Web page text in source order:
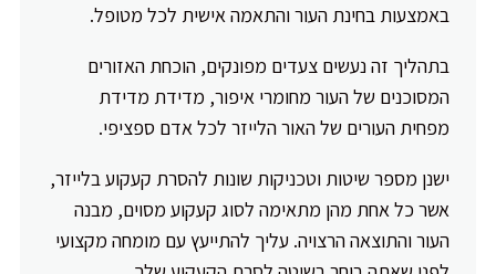
באמצעות בחינת העור והתאמה אישית לכל מטופל.
בתהליך זה נעשים צעדים מפונקים, הוכחת האזורים
המסוכנים של העור מחומרי איפור, מדידת מדידת
מפחית העורים של האור הלייזר לכל אדם ספציפי.
ישנן מספר שיטות וטכניקות שונות להסרת קעקוע בלייזר,
אשר כל אחת מהן מתאימה לסוג קעקוע מסוים, מבנה
העור והתוצאה הרצויה. עליך להתייעץ עם מומחה מקצועי